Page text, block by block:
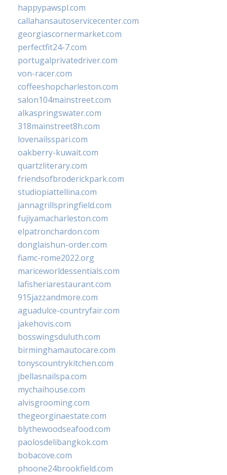
happypawspl.com
callahansautoservicecenter.com
georgiascornermarket.com
perfectfit24-7.com
portugalprivatedriver.com
von-racer.com
coffeeshopcharleston.com
salon104mainstreet.com
alkaspringswater.com
318mainstreet8h.com
lovenailsspari.com
oakberry-kuwait.com
quartzliterary.com
friendsofbroderickpark.com
studiopiattellina.com
jannagrillspringfield.com
fujiyamacharleston.com
elpatronchardon.com
donglaishun-order.com
fiamc-rome2022.org
mariceworldessentials.com
lafisheriarestaurant.com
915jazzandmore.com
aguadulce-countryfair.com
jakehovis.com
bosswingsduluth.com
birminghamautocare.com
tonyscountrykitchen.com
jbellasnailspa.com
mychaihouse.com
alvisgrooming.com
thegeorginaestate.com
blythewoodseafood.com
paolosdelibangkok.com
bobacove.com
phoone24brookfield.com